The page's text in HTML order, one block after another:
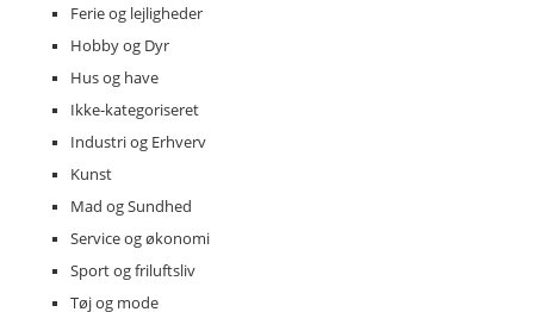
Ferie og lejligheder
Hobby og Dyr
Hus og have
Ikke-kategoriseret
Industri og Erhverv
Kunst
Mad og Sundhed
Service og økonomi
Sport og friluftsliv
Tøj og mode